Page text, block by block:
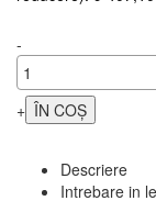
-
+
Descriere
Intrebare in